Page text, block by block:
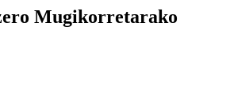
Mugikorretarako